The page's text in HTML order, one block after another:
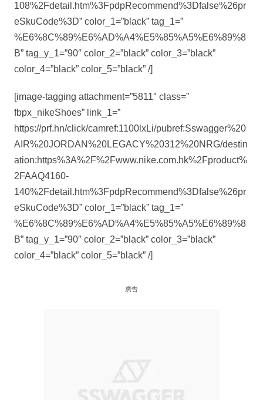
108%2Fdetail.htm%3FpdpRecommend%3Dfalse%26pr
eSkuCode%3D” color_1=”black” tag_1=”
%E6%8C%89%E6%AD%A4%E5%85%A5%E6%89%8
B” tag_y_1=”90″ color_2=”black” color_3=”black”
color_4=”black” color_5=”black” /]
[image-tagging attachment=”5811″ class=”
fbpx_nikeShoes” link_1=”
https://prf.hn/click/camref:1100lxLi/pubref:Sswagger%20
AIR%20JORDAN%20LEGACY%20312%20NRG/destin
ation:https%3A%2F%2Fwww.nike.com.hk%2Fproduct%
2FAAQ4160-
140%2Fdetail.htm%3FpdpRecommend%3Dfalse%26pr
eSkuCode%3D” color_1=”black” tag_1=”
%E6%8C%89%E6%AD%A4%E5%85%A5%E6%89%8
B” tag_y_1=”90″ color_2=”black” color_3=”black”
color_4=”black” color_5=”black” /]
廣告